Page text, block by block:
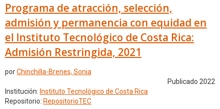
Programa de atracción, selección,
admisión y permanencia con equidad en
el Instituto Tecnológico de Costa Rica:
Admisión Restringida, 2021
porChinchilla-Brenes, Sonia
Publicado 2022
Institución: Instituto Tecnológico de Costa Rica
Repositorio: RepositorioTEC